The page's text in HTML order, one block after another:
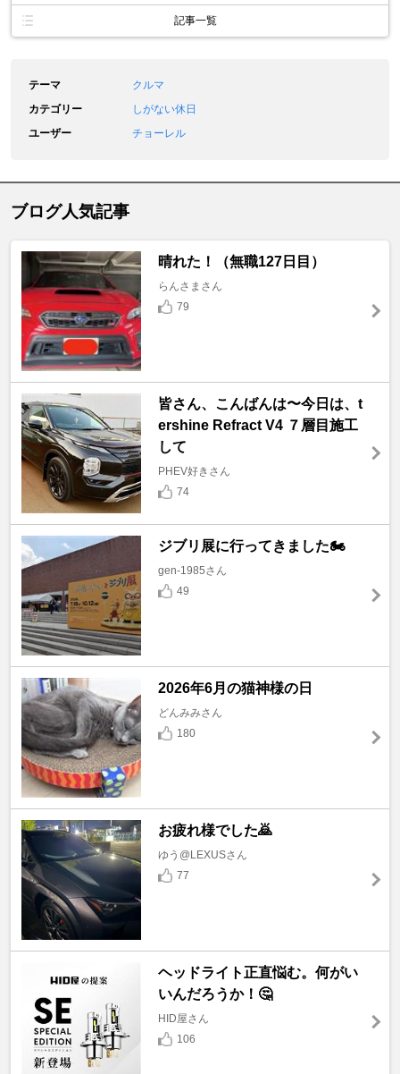
記事一覧
テーマ
クルマ
カテゴリー
しがない休日
ユーザー
チョーレル
ブログ人気記事
晴れた！（無職127日目）
らんさまさん
79
皆さん、こんばんは〜今日は、t
ershine Refract V4 ７層目施工
して
PHEV好きさん
74
ジブリ展に行ってきました🏍️
gen-1985さん
49
2026年6月の猫神様の日
どんみみさん
180
お疲れ様でした🙇
ゆう@LEXUSさん
77
ヘッドライト正直悩む。何がい
いんだろうか！🤔
HID屋さん
106